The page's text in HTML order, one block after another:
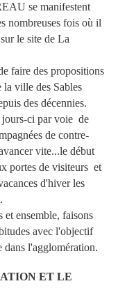
se manifestent
nombreuses fois où il
le site de La
faire des propositions
la ville des Sables
des décennies.
jours-ci par voie de
de contre-
vite...le début
portes de visiteurs et
d'hiver les
ensemble, faisons
avec l'objectif
dans l'agglomération.
ET LE